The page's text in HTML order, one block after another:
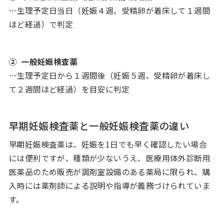
…生理予定日当日（妊娠４週、受精卵が着床して１週間
ほど経過）で判定
② 一般妊娠検査薬
…生理予定日から１週間後（妊娠５週、受精卵が着床し
て２週間ほど経過）を目安に判定
早期妊娠検査薬と一般妊娠検査薬の違い
早期妊娠検査薬は、妊娠を1日でも早く確認したい場合
には便利ですが、種類が少ないうえ、医療用体外診断用
医薬品のため販売が調剤室設備のある薬局に限られ、購
入時には薬剤師による説明や指導が義務づけられていま
す。